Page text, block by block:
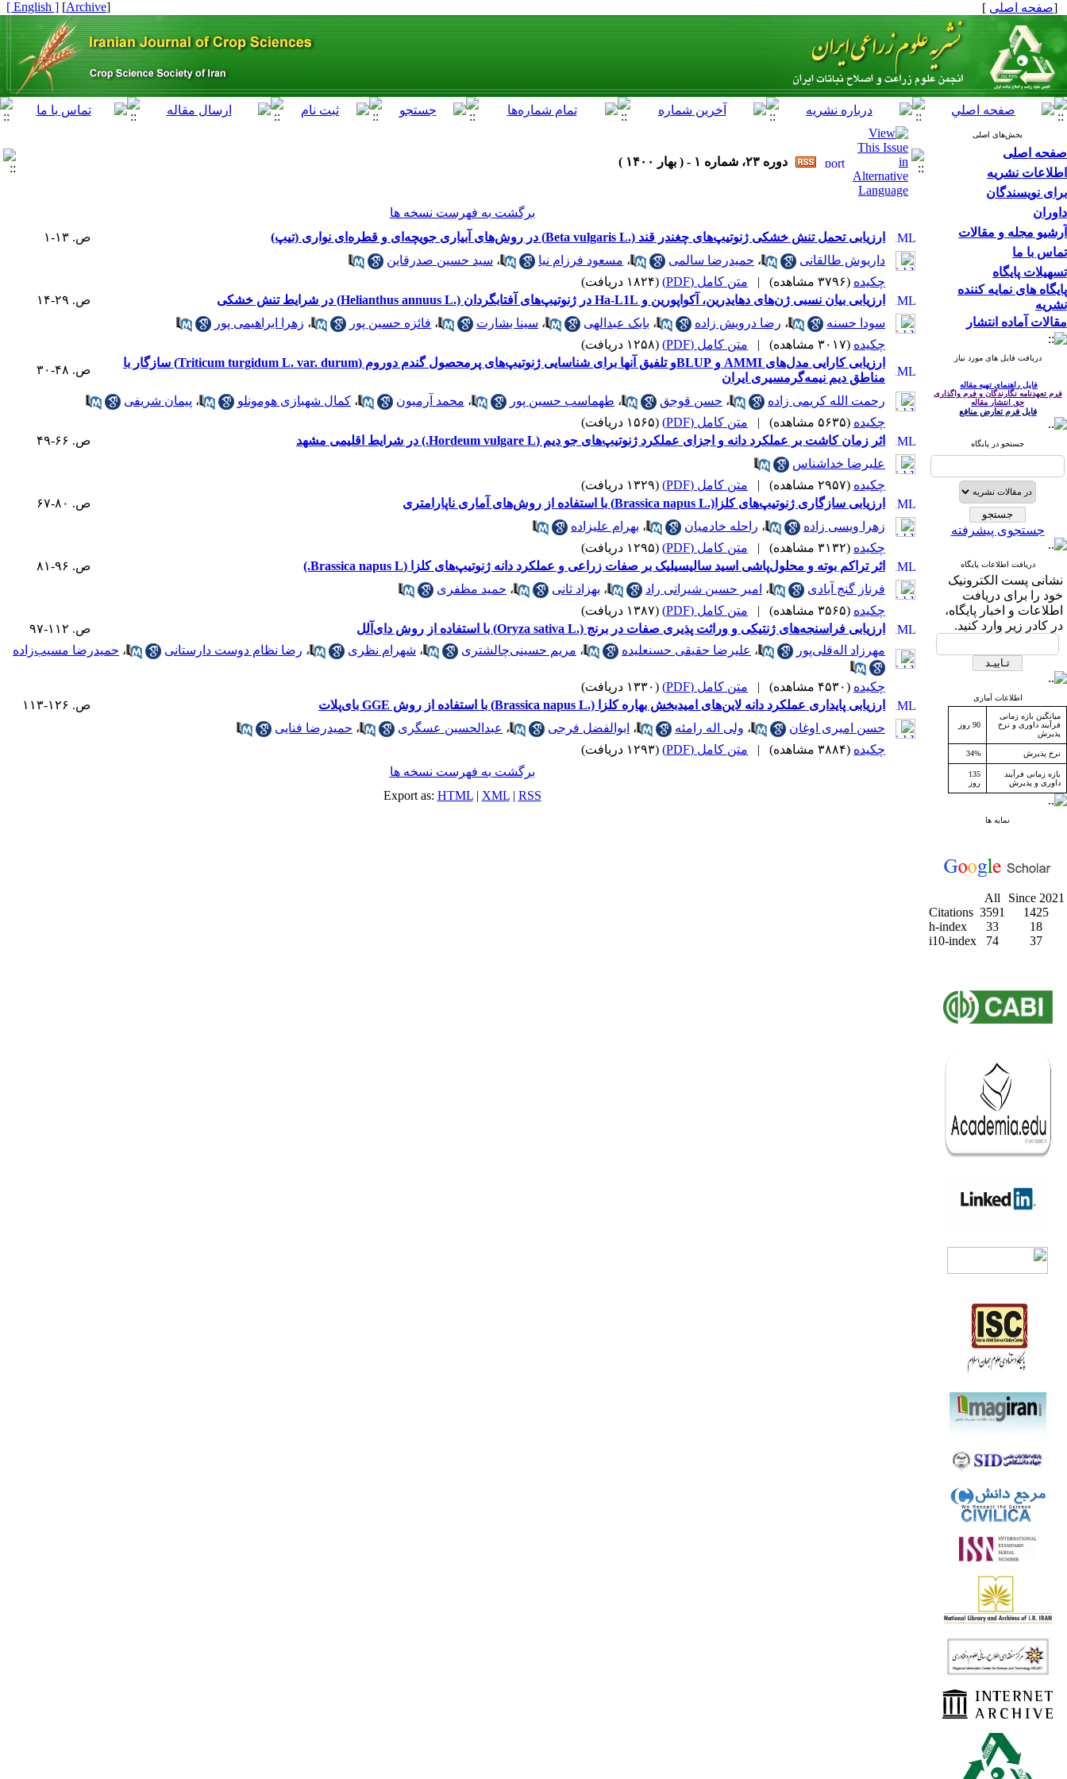
[صفحه اصلی ]
[
Archive
]
[ English ]
بخش‌های اصلی
صفحه اصلی
اطلاعات نشریه
برای نویسندگان
داوران
آرشیو مجله و مقالات
تماس با ما
تسهیلات پایگاه
پایگاه های نمایه کننده
نشریه
مقالات آماده انتشار
دریافت فایل های مورد نیاز
فایل راهنمای تهیه مقاله
فرم تعهدنامه نگارندگان و فرم واگذاری
حق انتشار مقاله
فایل فرم تعارض منافع
جستجو در پایگاه
جستجوی پیشرفته
دریافت اطلاعات پایگاه
نشانی پست الکترونیک
خود را برای دریافت
اطلاعات و اخبار پایگاه،
در کادر زیر وارد کنید.
اطلاعات آماری
میانگین بازه زمانی
فرآیند داوری و نرخ
پذیرش
90 روز
نرخ پذیرش 34%
بازه زمانی فرآیند
داوری و پذیرش
135
روز
نمایه ها
All
Since 2021
Citations 3591
1425
h-index
33
18
i10-index
74 37
دوره ۲۳، شماره ۱ - ( بهار ۱۴۰۰ )
برگشت به فهرست نسخه ها
ارزیابی تحمل تنش خشکی ژنوتیپ‌های چغندر قند (.Beta vulgaris L) در روش‌های آبیاری جویچه‌ای و قطره‌ای نواری (تیپ)
ص. ۱۳-۱
داریوش طالقانی
، حمیدرضا سالمی ، مسعود فرزام نیا ، سید حسین صدرقاین
چکیده (۳۷۹۶ مشاهده) | متن کامل (PDF)
(۱۸۲۴ دریافت)
ارزیابی بیان نسبی ژن‌های دهایدرین، آکواپورین و Ha-L1L در ژنوتیپ‌های آفتابگردان (.Helianthus annuus L) در شرایط تنش خشکی
ص. ۲۹-۱۴
سودا حسنه
، رضا درویش زاده ، بابک عبدالهی ، سینا بشارت ، فائزه حسین پور ، زهرا ابراهیمی پور
چکیده (۳۰۱۷ مشاهده) | متن کامل (PDF)
(۱۲۵۸ دریافت)
ارزیابی کارایی مدل‌های AMMI و BLUPو تلفیق آنها برای شناسایی ژنوتیپ‌های پرمحصول گندم دوروم (Triticum turgidum L. var. durum) سازگار با
مناطق دیم نیمه‌گرمسیری ایران
ص. ۴۸-۳۰
رحمت الله کریمی زاده ، حسن قوجق ، طهماسب حسین پور ، محمد آرمیون ، کمال شهبازی هومونلو ، پیمان شریفی
چکیده (۵۶۳۵ مشاهده) | متن کامل (PDF)
(۱۵۶۵ دریافت)
اثر زمان کاشت بر عملکرد دانه و اجزای عملکرد ژنوتیپ‌های جو دیم (Hordeum vulgare L.) در شرایط اقلیمی مشهد
ص. ۶۶-۴۹
علیرضا خداشناس
چکیده (۲۹۵۷ مشاهده) | متن کامل (PDF)
(۱۳۲۹ دریافت)
ارزیابی سازگاری ژنوتیپ‌های کلزا(.Brassica napus L) با استفاده از روش‌های آماری ناپارامتری
ص. ۸۰-۶۷
زهرا ویسی زاده
، راحله خادمیان ، بهرام علیزاده
چکیده (۳۱۳۲ مشاهده) | متن کامل (PDF)
(۱۲۹۵ دریافت)
اثر تراکم بوته و محلول‌پاشی اسید سالیسیلیک بر صفات زراعی و عملکرد دانه ژنوتیپ‌های کلزا (Brassica napus L.)
ص. ۹۶-۸۱
فرناز گنج آبادی
، امیر حسین شیرانی راد ، بهزاد ثانی ، حمید مظفری
چکیده (۳۵۶۵ مشاهده) | متن کامل (PDF)
(۱۳۸۷ دریافت)
ارزیابی فراسنجه‌های ژنتیکی و وراثت پذیری صفات در برنج (.Oryza sativa L) با استفاده از روش دای‌آلل
ص. ۱۱۲-۹۷
مهرزاد اله‌قلی‌پور
، علیرضا حقیقی حسنعلیده ، مریم حسینی‌چالشتری ، شهرام نظری ، رضا نظام دوست دارستانی ، حمیدرضا مسیب‌زاده
چکیده (۴۵۳۰ مشاهده) | متن کامل (PDF)
(۱۳۳۰ دریافت)
ارزیابی پایداری عملکرد دانه لاین‌های امید‌بخش بهاره کلزا (.Brassica napus L) با استفاده از روش GGE بای‌پلات
ص. ۱۲۶-۱۱۳
حسن امیری اوغان
، ولی اله رامئه ، ابوالفضل فرجی ، عبدالحسین عسگری ، حمیدرضا فنایی
چکیده (۳۸۸۴ مشاهده) | متن کامل (PDF)
(۱۲۹۳ دریافت)
برگشت به فهرست نسخه ها
Export as: HTML| XML| RSS